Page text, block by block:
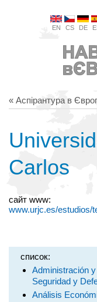
EN CS DE
« Аспірантура в
Carlos
сайт www:
www.urjc.es/estudios/
список:
Administración
Seguridad y
Análisis